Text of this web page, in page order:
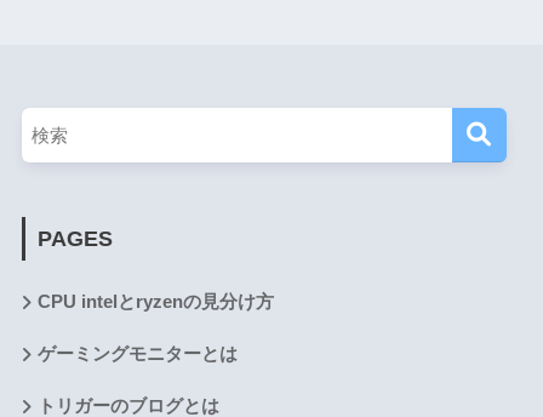
PAGES
CPU intelとryzenの見分け方
ゲーミングモニターとは
トリガーのブログとは